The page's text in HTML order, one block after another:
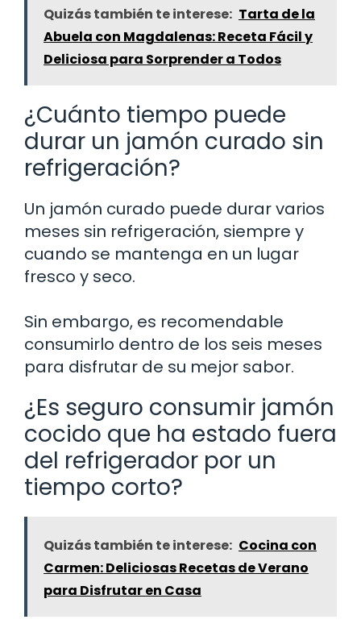
Quizás también te interese: Tarta de la
Abuela con Magdalenas: Receta Fácil y
Deliciosa para Sorprender a Todos
¿Cuánto tiempo puede
durar un jamón curado sin
refrigeración?
Un jamón curado puede durar varios
meses sin refrigeración, siempre y
cuando se mantenga en un lugar
fresco y seco.
Sin embargo, es recomendable
consumirlo dentro de los seis meses
para disfrutar de su mejor sabor.
¿Es seguro consumir jamón
cocido que ha estado fuera
del refrigerador por un
tiempo corto?
Quizás también te interese: Cocina con
Carmen: Deliciosas Recetas de Verano
para Disfrutar en Casa